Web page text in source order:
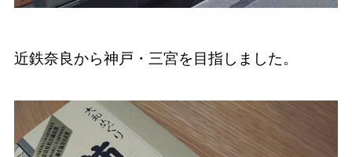
近鉄奈良から神戸・三宮を目指しました。